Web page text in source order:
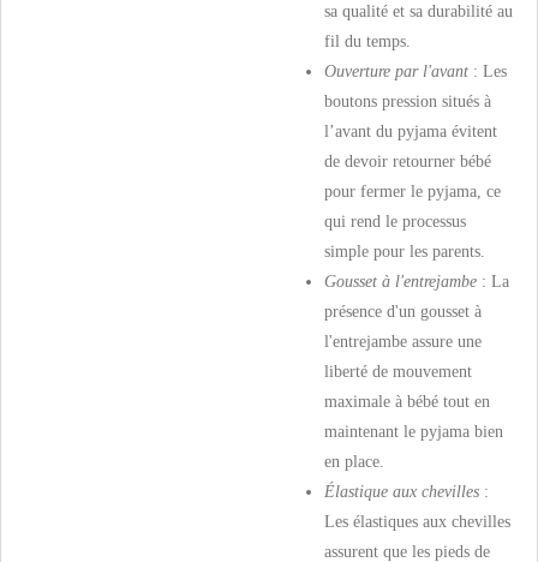
sa qualité et sa durabilité au
fil du temps.
Ouverture par l'avant : Les
boutons pression situés à
l’avant du pyjama évitent
de devoir retourner bébé
pour fermer le pyjama, ce
qui rend le processus
simple pour les parents.
Gousset à l'entrejambe : La
présence d'un gousset à
l'entrejambe assure une
liberté de mouvement
maximale à bébé tout en
maintenant le pyjama bien
en place.
Élastique aux chevilles :
Les élastiques aux chevilles
assurent que les pieds de